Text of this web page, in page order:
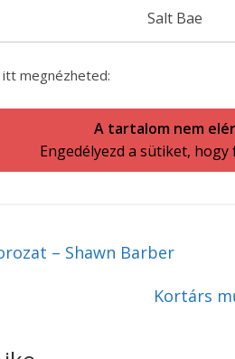
Salt Bae
megnézheted:
A tartalom nem
Engedélyezd a sütiket,
– Shawn Barber
Kortárs